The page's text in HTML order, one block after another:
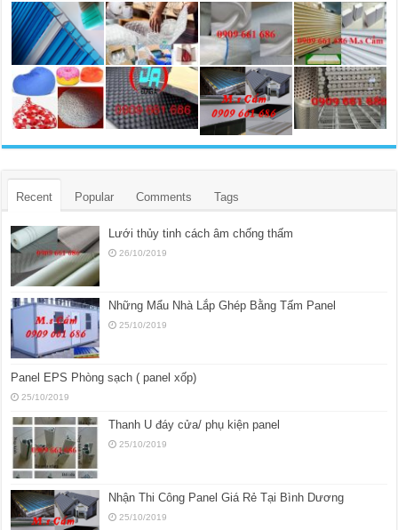
Recent Popular Comments Tags
Lưới thủy tinh cách âm chống thấm
26/10/2019
Những Mẩu Nhà Lắp Ghép Bằng Tấm Panel
25/10/2019
Panel EPS Phòng sạch ( panel xốp)
25/10/2019
Thanh U đáy cửa/ phụ kiện panel
25/10/2019
Nhận Thi Công Panel Giá Rẻ Tại Bình Dương
25/10/2019